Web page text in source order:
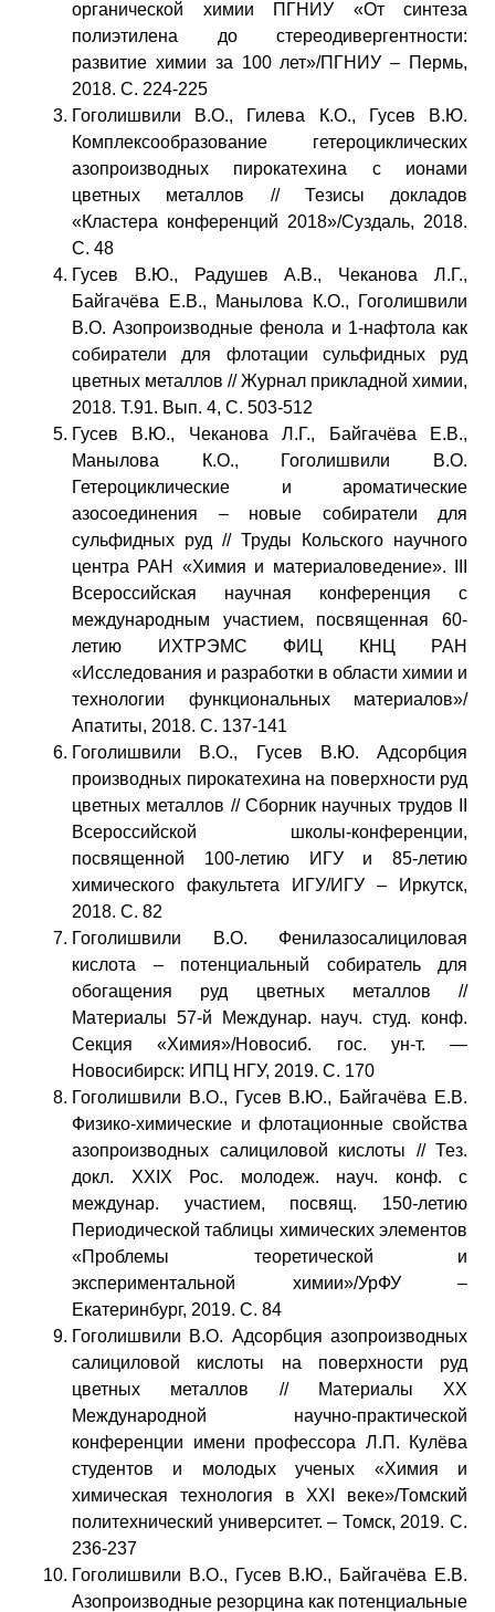
органической химии ПГНИУ «От синтеза
полиэтилена до стереодивергентности:
развитие химии за 100 лет»/ПГНИУ – Пермь,
2018. С. 224-225
Гоголишвили В.О., Гилева К.О., Гусев В.Ю.
Комплексообразование гетероциклических
азопроизводных пирокатехина с ионами
цветных металлов // Тезисы докладов
«Кластера конференций 2018»/Суздаль, 2018.
С. 48
Гусев В.Ю., Радушев А.В., Чеканова Л.Г.,
Байгачёва Е.В., Манылова К.О., Гоголишвили
В.О. Азопроизводные фенола и 1-нафтола как
собиратели для флотации сульфидных руд
цветных металлов // Журнал прикладной химии,
2018. Т.91. Вып. 4, С. 503-512
Гусев В.Ю., Чеканова Л.Г., Байгачёва Е.В.,
Манылова К.О., Гоголишвили В.О.
Гетероциклические и ароматические
азосоединения – новые собиратели для
сульфидных руд // Труды Кольского научного
центра РАН «Химия и материаловедение». III
Всероссийская научная конференция с
международным участием, посвященная 60-
летию ИХТРЭМС ФИЦ КНЦ РАН
«Исследования и разработки в области химии и
технологии функциональных материалов»/
Апатиты, 2018. С. 137-141
Гоголишвили В.О., Гусев В.Ю. Адсорбция
производных пирокатехина на поверхности руд
цветных металлов // Сборник научных трудов II
Всероссийской школы-конференции,
посвященной 100-летию ИГУ и 85-летию
химического факультета ИГУ/ИГУ – Иркутск,
2018. С. 82
Гоголишвили В.О. Фенилазосалициловая
кислота – потенциальный собиратель для
обогащения руд цветных металлов //
Материалы 57-й Междунар. науч. студ. конф.
Секция «Химия»/Новосиб. гос. ун-т. —
Новосибирск: ИПЦ НГУ, 2019. С. 170
Гоголишвили В.О., Гусев В.Ю., Байгачёва Е.В.
Физико-химические и флотационные свойства
азопроизводных салициловой кислоты // Тез.
докл. XXIX Рос. молодеж. науч. конф. с
междунар. участием, посвящ. 150-летию
Периодической таблицы химических элементов
«Проблемы теоретической и
экспериментальной химии»/УрФУ –
Екатеринбург, 2019. С. 84
Гоголишвили В.О. Адсорбция азопроизводных
салициловой кислоты на поверхности руд
цветных металлов // Материалы XX
Международной научно-практической
конференции имени профессора Л.П. Кулёва
студентов и молодых ученых «Химия и
химическая технология в XXI веке»/Томский
политехнический университет. – Томск, 2019. С.
236-237
Гоголишвили В.О., Гусев В.Ю., Байгачёва Е.В.
Азопроизводные резорцина как потенциальные